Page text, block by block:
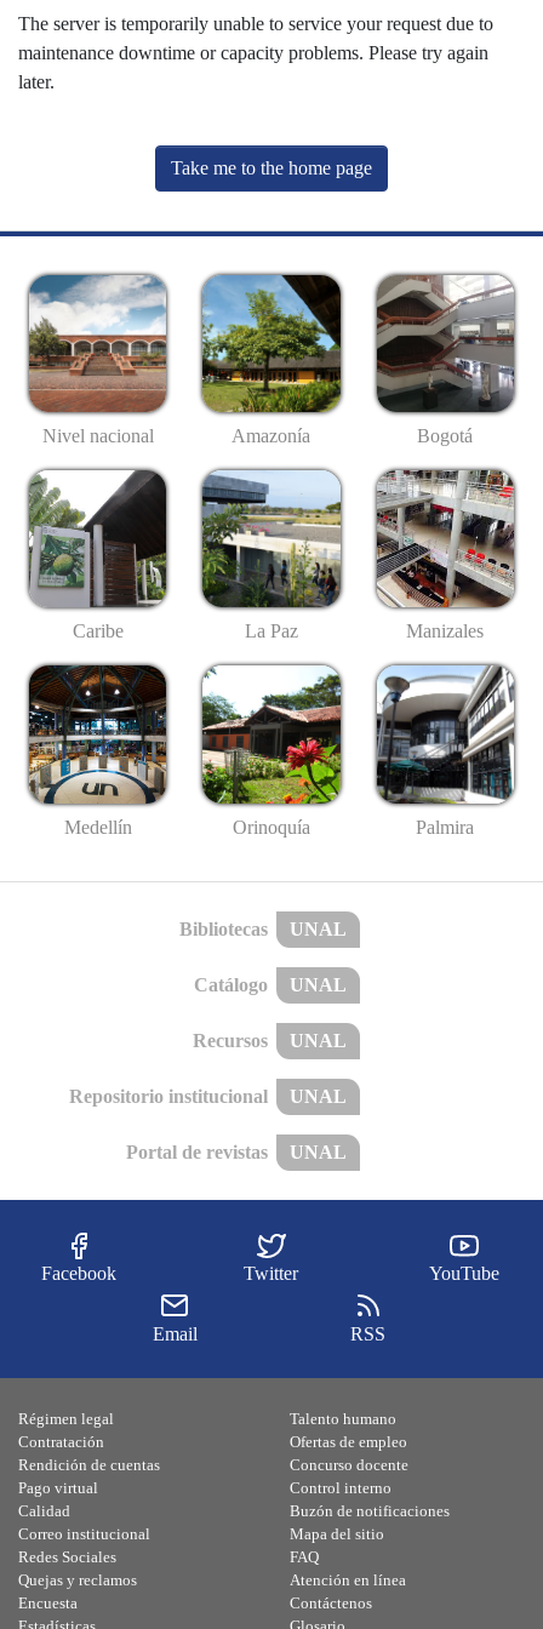
The server is temporarily unable to service your request due to
maintenance downtime or capacity problems. Please try again
later.
Take me to the home page
Nivel nacional Amazonía Bogotá
Caribe La Paz Manizales
Medellín Orinoquía Palmira
Bibliotecas UNAL
Catálogo UNAL
Recursos UNAL
Repositorio institucional UNAL
Portal de revistas UNAL
Facebook Twitter YouTube
Email RSS
Régimen legal
Contratación
Rendición de cuentas
Pago virtual
Calidad
Talento humano
Ofertas de empleo
Concurso docente
Control interno
Buzón de notificaciones
Correo institucional
Redes Sociales
Quejas y reclamos
Encuesta
Mapa del sitio
FAQ
Atención en línea
Contáctenos